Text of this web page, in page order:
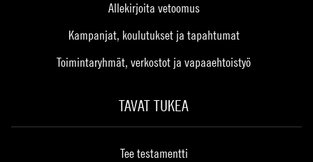
Allekirjoita vetoomus
Kampanjat, koulutukset ja tapahtumat
Toimintaryhmät, verkostot ja vapaaehtoistyö
TAVAT TUKEA
Tee testamentti